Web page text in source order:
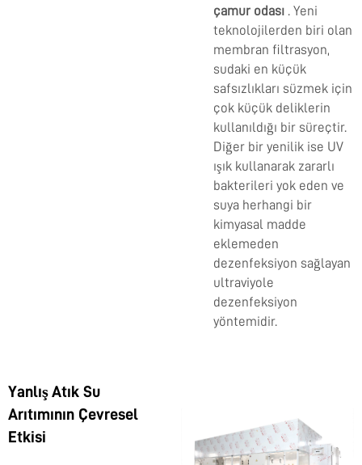
çamur odası . Yeni
teknolojilerden biri olan
membran filtrasyon,
sudaki en küçük
safsızlıkları süzmek için
çok küçük deliklerin
kullanıldığı bir süreçtir.
Diğer bir yenilik ise UV
ışık kullanarak zararlı
bakterileri yok eden ve
suya herhangi bir
kimyasal madde
eklemeden
dezenfeksiyon sağlayan
ultraviyole
dezenfeksiyon
yöntemidir.
Yanlış Atık Su
Arıtımının Çevresel
Etkisi